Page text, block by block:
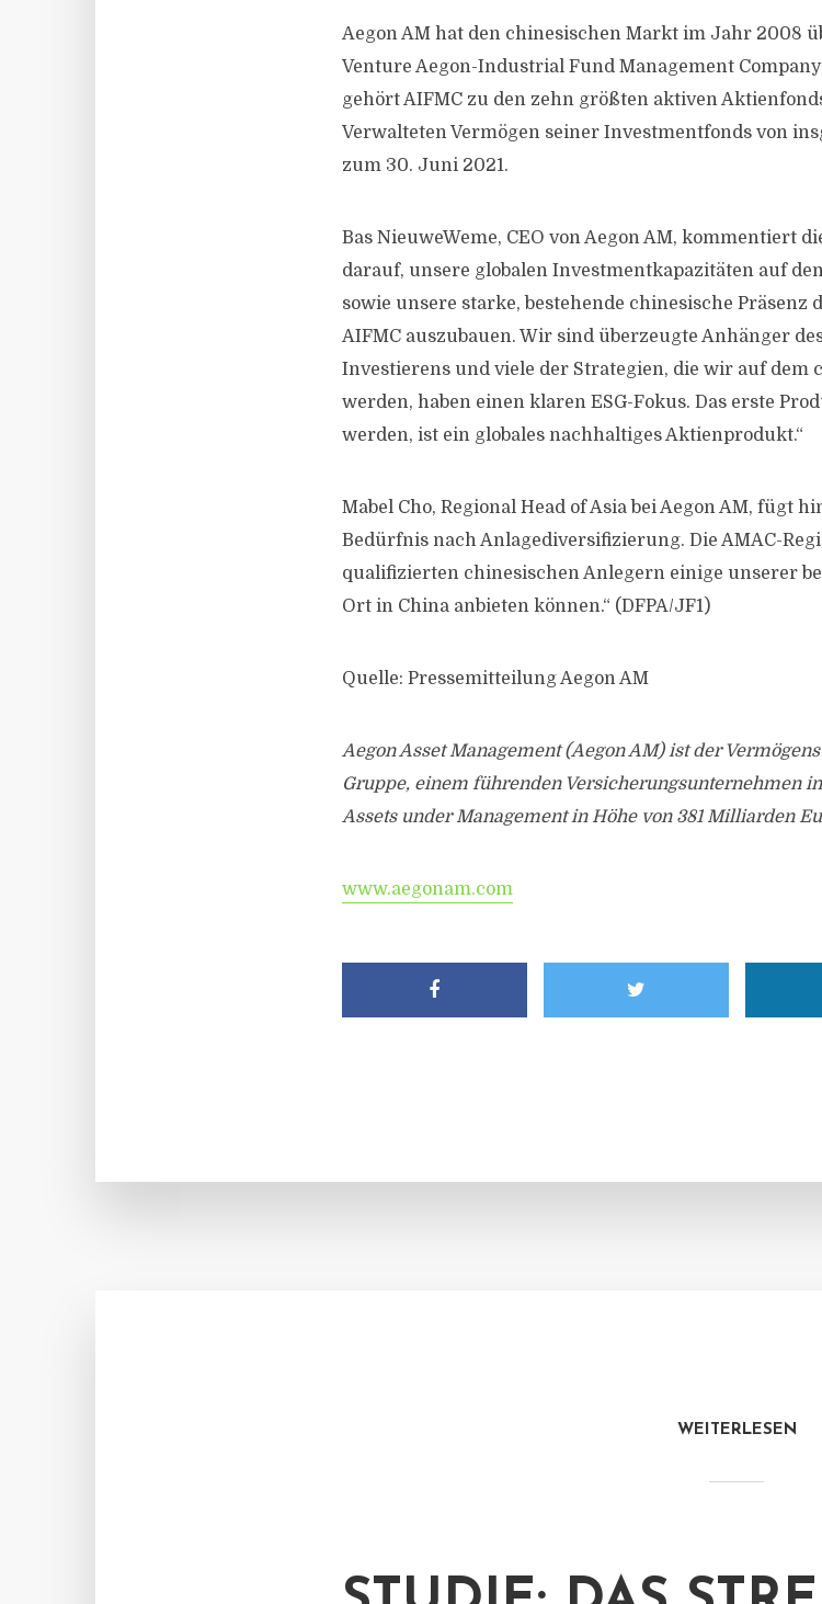
Aegon AM hat den chinesischen Markt im Jahr 2008
Venture Aegon-Industrial Fund Management
gehört AIFMC zu den zehn größten aktiven
Verwalteten Vermögen seiner Investmentfonds von
zum 30. Juni 2021.
Bas NieuweWeme, CEO von Aegon AM, kommentiert
darauf, unsere globalen Investmentkapazitäten auf
sowie unsere starke, bestehende chinesische
AIFMC auszubauen. Wir sind überzeugte Anhänger
Investierens und viele der Strategien, die wir auf
werden, haben einen klaren ESG-Fokus. Das erste
werden, ist ein globales nachhaltiges Aktienprodukt.“
Mabel Cho, Regional Head of Asia bei Aegon AM, fügt
Bedürfnis nach Anlagediversifizierung. Die AMAC-
qualifizierten chinesischen Anlegern einige unserer
Ort in China anbieten können.“ (DFPA/JF1)
Quelle: Pressemitteilung Aegon AM
Aegon Asset Management (Aegon AM) ist der
Gruppe, einem führenden Versicherungsunternehmen
Assets under Management in Höhe von 381 Milliarden
www.aegonam.com
WEITERLESEN